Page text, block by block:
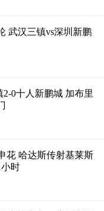
武汉三镇vs深圳新鹏
0十人新鹏城 加布里
花 哈达斯传射基莱斯
时